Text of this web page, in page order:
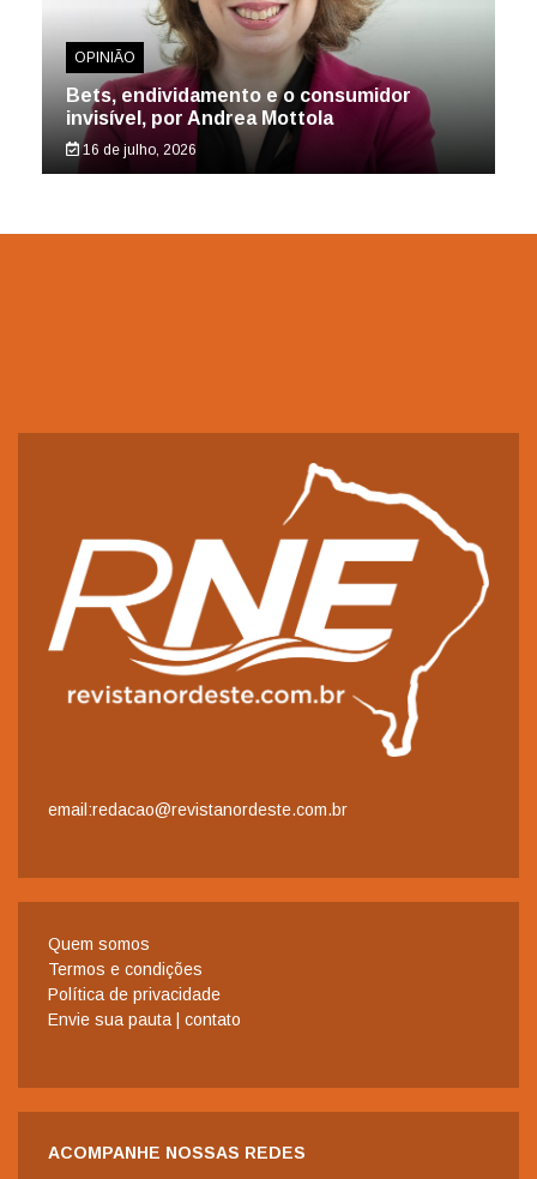
OPINIÃO
Bets, endividamento e o consumidor
invisível, por Andrea Mottola
16 de julho, 2026
email:redacao@revistanordeste.com.br
Quem somos
Termos e condições
Política de privacidade
Envie sua pauta | contato
ACOMPANHE NOSSAS REDES